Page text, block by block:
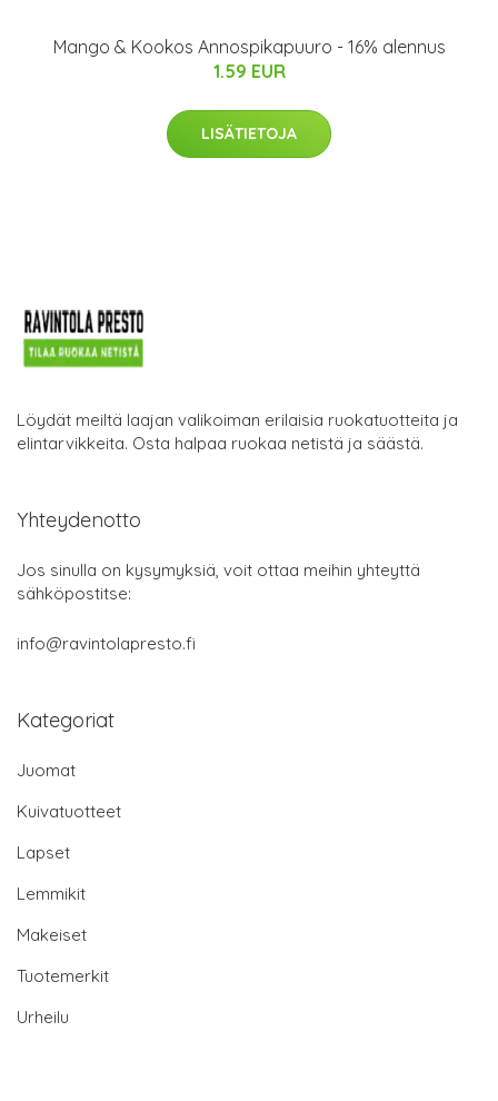
Mango & Kookos Annospikapuuro - 16% alennus
1.59 EUR
LISÄTIETOJA
Löydät meiltä laajan valikoiman erilaisia ruokatuotteita ja
elintarvikkeita. Osta halpaa ruokaa netistä ja säästä.
Yhteydenotto
Jos sinulla on kysymyksiä, voit ottaa meihin yhteyttä
sähköpostitse:
info@ravintolapresto.fi
Kategoriat
Juomat
Kuivatuotteet
Lapset
Lemmikit
Makeiset
Tuotemerkit
Urheilu